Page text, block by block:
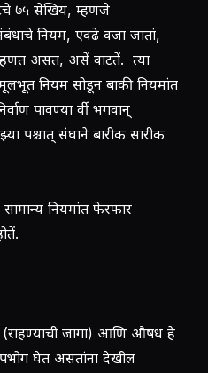
७५ सेखिय, म्हणजे
नियम, एवढे वजा जातां,
म्हणत असत, असें वाटतें. त्या
नियम सोडून बाकी नियमांत
पावण्या र्वी भगवान्
पश्चात् संघाने बारीक सारीक
नियमांत फेरफार
(राहण्याची जागा) आणि औषध हे
घेत असतांना देखील